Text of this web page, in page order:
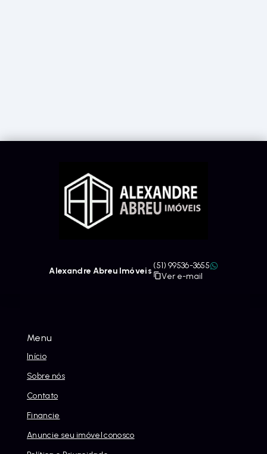
Menu
Início
Sobre nós
Contato
Financie
Anuncie seu imóvel conosco
Alexandre Abreu Imóveis
(51) 99536-3655
Ver e-mail